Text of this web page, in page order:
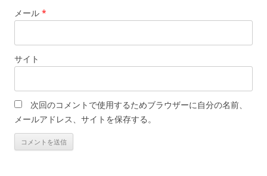
メール *
サイト
次回のコメントで使用するためブラウザーに自分の名前、
メールアドレス、サイトを保存する。